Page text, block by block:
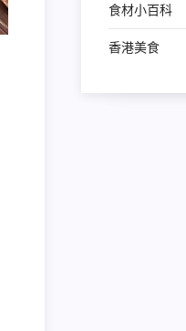
食材小百科
香港美食